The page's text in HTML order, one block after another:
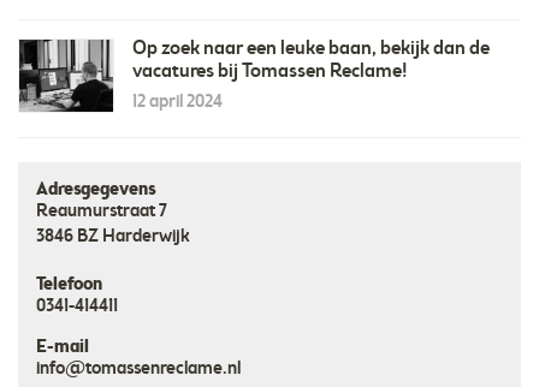
Op zoek naar een leuke baan, bekijk dan de
vacatures bij Tomassen Reclame!
12 april 2024
Adresgegevens
Reaumurstraat 7
3846 BZ Harderwijk
Telefoon
0341-414411
E-mail
info@tomassenreclame.nl